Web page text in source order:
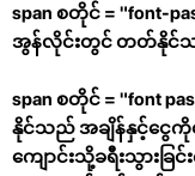
span စတိုင် = "font-
အွန်လိုင်းတွင်တတ်နိုင်
span စတိုင် = "font
နိုင်သည်အချိန်နှင့်ငွေကို
ကျောင်းသို့ခရီးသွားခြ